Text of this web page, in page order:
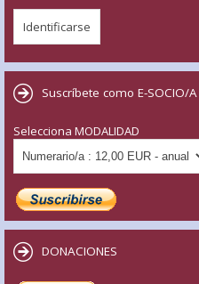
Suscríbete como E-SOCIO/A
Selecciona MODALIDAD
DONACIONES